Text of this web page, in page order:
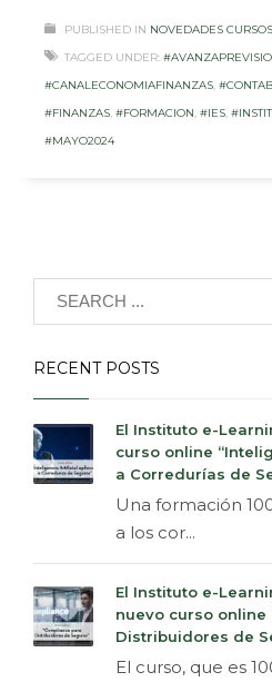
PUBLISHED IN NOVEDADES CURSOS
TAGGED UNDER:
#CANALECONOMIAFINANZAS,
#FINANZAS, #FORMACION, #IES,
#MAYO2024
RECENT POSTS
El Instituto e-
curso online
a Corredurías de
Una formación
a los cor...
El Instituto e-
nuevo curso online
Distribuidores de
El curso, que es